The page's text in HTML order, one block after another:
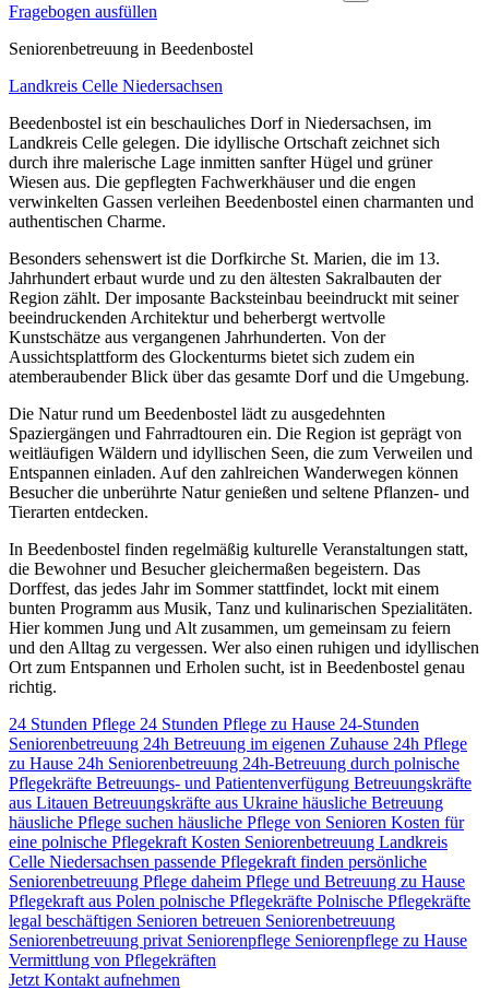
Fragebogen ausfüllen
Senioren­betreuung in Beedenbostel
Landkreis Celle Niedersachsen
Beedenbostel ist ein beschauliches Dorf in Niedersachsen, im
Landkreis Celle gelegen. Die idyllische Ortschaft zeichnet sich
durch ihre malerische Lage inmitten sanfter Hügel und grüner
Wiesen aus. Die gepflegten Fachwerkhäuser und die engen
verwinkelten Gassen verleihen Beedenbostel einen charmanten und
authentischen Charme.
Besonders sehenswert ist die Dorfkirche St. Marien, die im 13.
Jahrhundert erbaut wurde und zu den ältesten Sakralbauten der
Region zählt. Der imposante Backsteinbau beeindruckt mit seiner
beeindruckenden Architektur und beherbergt wertvolle
Kunstschätze aus vergangenen Jahrhunderten. Von der
Aussichtsplattform des Glockenturms bietet sich zudem ein
atemberaubender Blick über das gesamte Dorf und die Umgebung.
Die Natur rund um Beedenbostel lädt zu ausgedehnten
Spaziergängen und Fahrradtouren ein. Die Region ist geprägt von
weitläufigen Wäldern und idyllischen Seen, die zum Verweilen und
Entspannen einladen. Auf den zahlreichen Wanderwegen können
Besucher die unberührte Natur genießen und seltene Pflanzen- und
Tierarten entdecken.
In Beedenbostel finden regelmäßig kulturelle Veranstaltungen statt,
die Bewohner und Besucher gleichermaßen begeistern. Das
Dorffest, das jedes Jahr im Sommer stattfindet, lockt mit einem
bunten Programm aus Musik, Tanz und kulinarischen Spezialitäten.
Hier kommen Jung und Alt zusammen, um gemeinsam zu feiern
und den Alltag zu vergessen. Wer also einen ruhigen und idyllischen
Ort zum Entspannen und Erholen sucht, ist in Beedenbostel genau
richtig.
24 Stunden Pflege 24 Stunden Pflege zu Hause 24-Stunden
Seniorenbetreuung 24h Betreuung im eigenen Zuhause 24h Pflege
zu Hause 24h Seniorenbetreuung 24h-Betreuung durch polnische
Pflegekräfte Betreuungs- und Patientenverfügung Betreuungskräfte
aus Litauen Betreuungskräfte aus Ukraine häusliche Betreuung
häusliche Pflege suchen häusliche Pflege von Senioren Kosten für
eine polnische Pflegekraft Kosten Seniorenbetreuung Landkreis
Celle Niedersachsen passende Pflegekraft finden persönliche
Seniorenbetreuung Pflege daheim Pflege und Betreuung zu Hause
Pflegekraft aus Polen polnische Pflegekräfte Polnische Pflegekräfte
legal beschäftigen Senioren betreuen Seniorenbetreuung
Seniorenbetreuung privat Seniorenpflege Seniorenpflege zu Hause
Vermittlung von Pflegekräften
Jetzt Kontakt aufnehmen